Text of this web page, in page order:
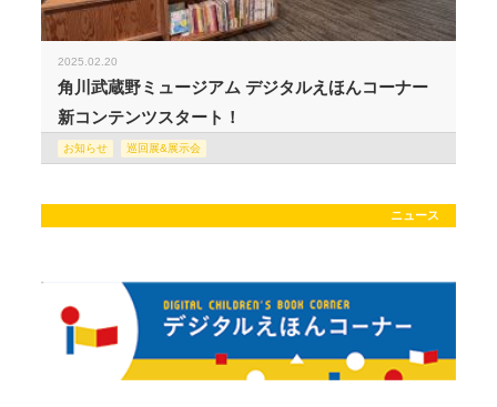
2025.02.20
角川武蔵野ミュージアム デジタルえほんコーナー
新コンテンツスタート！
お知らせ 巡回展&展示会
ニュース